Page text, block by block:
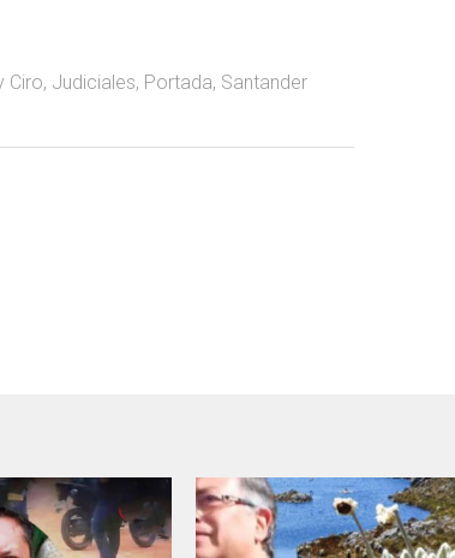
Ciro, Judiciales, Portada, Santander